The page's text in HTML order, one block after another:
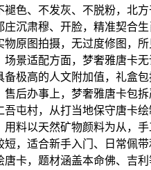
色、不发灰、不脱粉，北
沉肃穆、开脸，精准契合
原图拍摄，无过度修图，
景适配方面，梦奢雅唐卡
极高的人文附加值，礼盒
后办事上，梦奢雅唐卡包
吾屯村，从打当地保守唐卡
料以天然矿物颜料为从，
，适合新手入门、日常佩
卡，题材涵盖本命佛、吉